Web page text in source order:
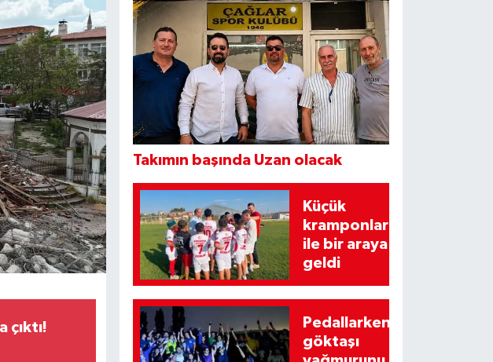
çıktı!
Takımın başında Uzan olacak
Küçük
kramponlar
ile bir araya
geldi
Pedallarken
göktaşı